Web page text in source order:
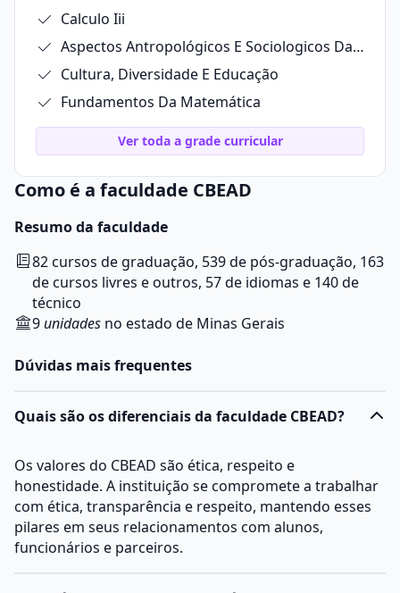
Calculo Iii
Aspectos Antropológicos E Sociologicos Da Educação
Cultura, Diversidade E Educação
Fundamentos Da Matemática
Ver toda a grade curricular
Como é a faculdade CBEAD
Resumo da faculdade
82 cursos de graduação, 539 de pós-graduação, 163
de cursos livres e outros, 57 de idiomas e 140 de
técnico
9unidades no estado de Minas Gerais
Dúvidas mais frequentes
Quais são os diferenciais da faculdade CBEAD?
Os valores do CBEAD são ética, respeito e
honestidade. A instituição se compromete a trabalhar
com ética, transparência e respeito, mantendo esses
pilares em seus relacionamentos com alunos,
funcionários e parceiros.